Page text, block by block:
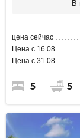
В
цена сейчас
Цена с 16.08
Цена с 31.08
5 5